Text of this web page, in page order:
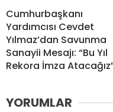
Cumhurbaşkanı
Yardımcısı Cevdet
Yılmaz’dan Savunma
Sanayii Mesajı: “Bu Yıl
Rekora İmza
YORUMLAR